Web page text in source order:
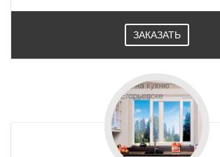
Пересвет Подольск
Пущино Раменское
Реутов Рошаль Рузф Сергиев Посад
ЗАКАЗАТЬ